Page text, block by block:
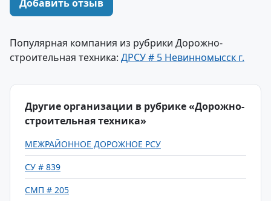
Добавить отзыв
Популярная компания из рубрики Дорожно-
строительная техника: ДРСУ # 5 Невинномысск г.
Другие организации в рубрике «Дорожно-
строительная техника»
МЕЖРАЙОННОЕ ДОРОЖНОЕ РСУ
СУ # 839
СМП # 205